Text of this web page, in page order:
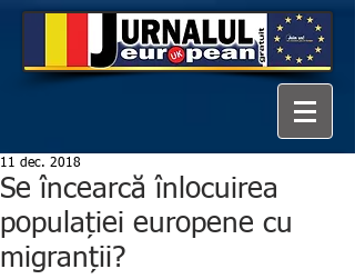
Se încearcă înlocuirea
populației europene cu
migranții?
11 dec. 2018